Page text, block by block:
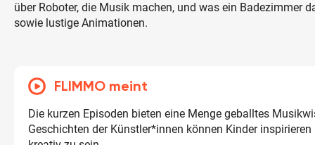
über Roboter, die Musik machen, und was ein Badezimmer
sowie lustige Animationen.
FLIMMO meint
Die kurzen Episoden bieten eine Menge geballtes
Geschichten der Künstler*innen können Kinder